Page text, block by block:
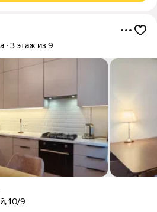
3 этаж из 9
,10/9